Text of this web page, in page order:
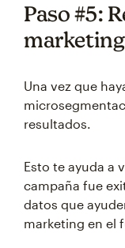
Paso #5:
marketing
Una vez que
resultados.
Esto te ayuda a
campaña fue
datos que
marketing en el